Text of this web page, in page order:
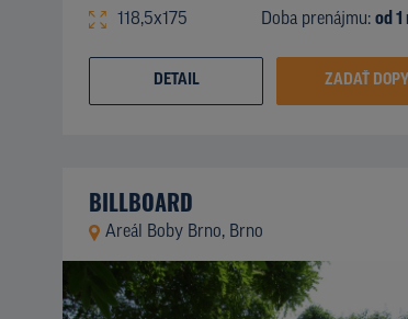
118,5x175 Doba prenájmu: od 1
DETAIL ZADAŤ
BILLBOARD
Areál Boby Brno, Brno